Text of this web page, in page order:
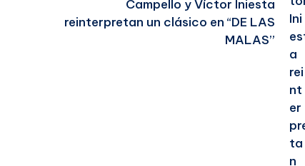
Campello y Víctor Iniesta
reinterpretan un clásico en “DE LAS
MALAS”